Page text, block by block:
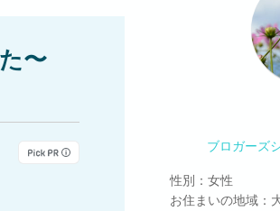
〜
ブロガーズ
性別： 女性
お住まいの地域：